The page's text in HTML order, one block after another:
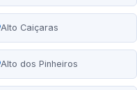
Alto Caiçaras
Alto dos Pinheiros